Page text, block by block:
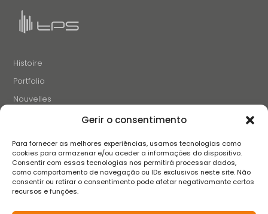
Gerir o consentimento
Para fornecer as melhores experiências, usamos tecnologias como
cookies para armazenar e/ou aceder a informações do dispositivo.
Consentir com essas tecnologias nos permitirá processar dados,
como comportamento de navegação ou IDs exclusivos neste site. Não
consentir ou retirar o consentimento pode afetar negativamante certos
recursos e funções.
Histoire
Portfolio
Nouvelles
Projets et Initiatives
Contacts
SUIVEZ-NOUS